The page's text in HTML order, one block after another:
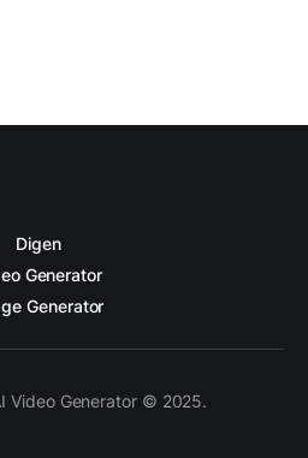
Digen
Generator
Generator
Video Generator © 2025.